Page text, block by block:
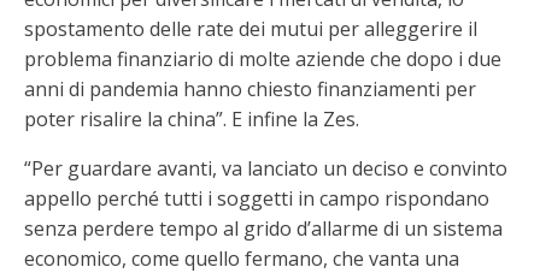
spostamento delle rate dei mutui per alleggerire il
problema finanziario di molte aziende che dopo i due
anni di pandemia hanno chiesto finanziamenti per
poter risalire la china”. E infine la Zes.
“Per guardare avanti, va lanciato un deciso e convinto
appello perché tutti i soggetti in campo rispondano
senza perdere tempo al grido d’allarme di un sistema
economico, come quello fermano, che vanta una